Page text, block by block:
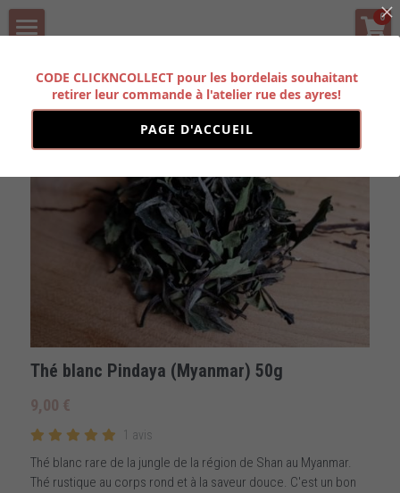
0
HISTOIRE
CONTACT
Rechercher
FORMATION PRO
POWERED BY
Précédent
Thé blanc Pindaya (Myanmar) 50g
9,00 €
1 avis
Thé blanc rare de la jungle de la région de Shan au Myanmar.
Thé rustique au corps rond et à la saveur douce. C'est un bon
×
LES CATÉGORIES DE LA BOUTIQUE
Toutes les catégories
CODE CLICKNCOLLECT pour les bordelais souhaitant
retirer leur commande à l'atelier rue des ayres!
PAGE D'ACCUEIL